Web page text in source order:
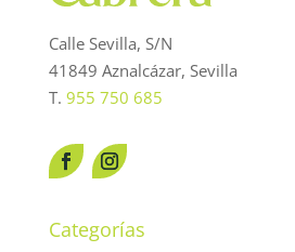
Calle Sevilla, S/N
41849 Aznalcázar, Sevilla
T. 955 750 685
Categorías